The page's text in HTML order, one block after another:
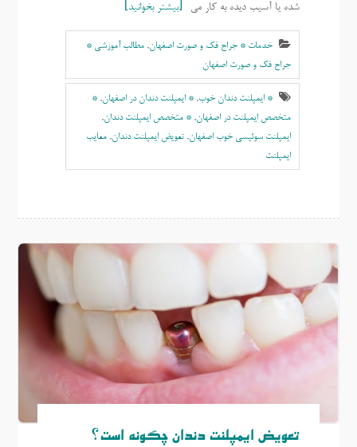
شده یا آسیب دیده به کار می
بیشتر بخوانید
خدمات * جراح فک و صورت اصفهان, مطالب آموزشی *
جراح فک و صورت اصفهان
* ایمپلنت دندان خوب, * ایمپلنت دندان در اصفهان,
*
متخصص ایمپلنت در اصفهان, * متخصص ایمپلنت دندان,
ایمپلنت سوئیسی خوب اصفهان, تعویض ایمپلنت دندان, معایب
ایمپلنت
تعویض ایمپلنت دندان چگونه است؟